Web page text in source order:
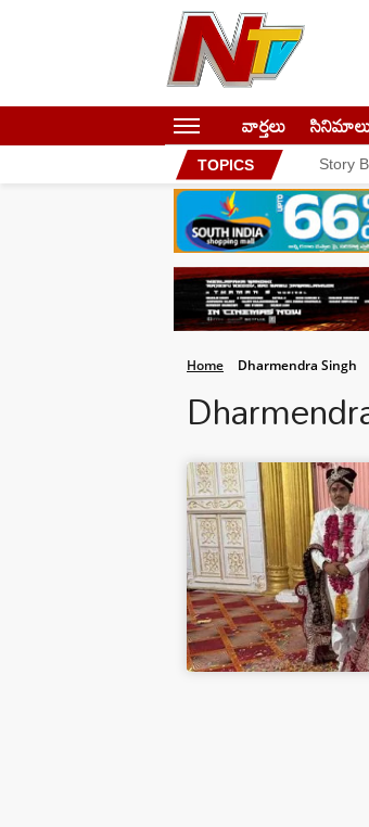
వార్తలు
TOPICS Story
Home Dharmendra Singh